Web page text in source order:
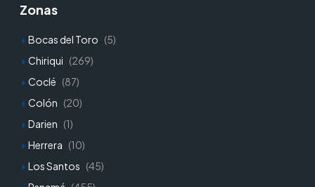
Zonas
Bocas del Toro (5)
Chiriqui (269)
Coclé (87)
Colón (20)
Darien (1)
Herrera (10)
Los Santos (45)